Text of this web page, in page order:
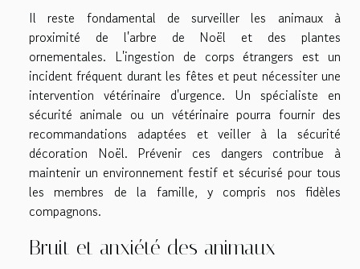
Il reste fondamental de surveiller les animaux à
proximité de l'arbre de Noël et des plantes
ornementales. L'ingestion de corps étrangers est un
incident fréquent durant les fêtes et peut nécessiter une
intervention vétérinaire d'urgence. Un spécialiste en
sécurité animale ou un vétérinaire pourra fournir des
recommandations adaptées et veiller à la sécurité
décoration Noël. Prévenir ces dangers contribue à
maintenir un environnement festif et sécurisé pour tous
les membres de la famille, y compris nos fidèles
compagnons.
Bruit et anxiété des animaux